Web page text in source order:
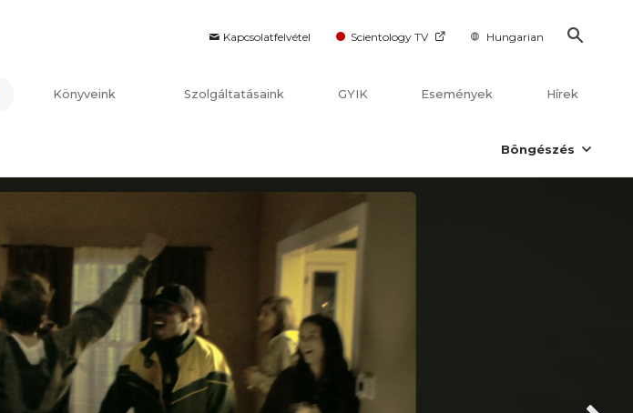
Kapcsolatfelvétel Scientology TV Hungarian
Könyveink Szolgáltatásaink GYIK Események Hírek
Böngészés